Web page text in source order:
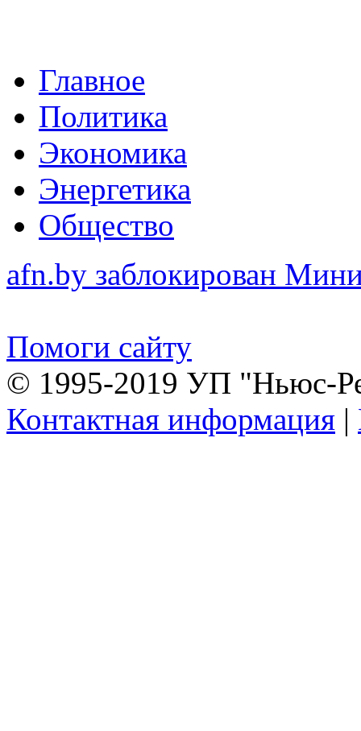
Главное
Политика
Экономика
Энергетика
Общество
afn.by заблокирован
Помоги сайту
© 1995-2019 УП "Ньюс-
Контактная информация |